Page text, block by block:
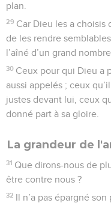
plan.
29 Car Dieu les a choisis
de les rendre
l’aîné d’un grand
30 Ceux pour qui Dieu a
aussi appelés ; ceux
justes devant lui, ceux
donné part à sa gloire.
La grandeur de
31 Que dirons-nous de
être contre nous ?
32 Il n’a pas épargné